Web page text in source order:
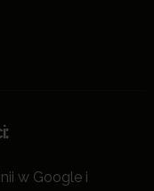
w Google i